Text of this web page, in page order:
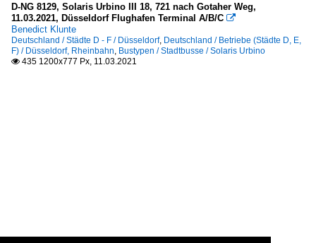
D-NG 8129, Solaris Urbino III 18, 721 nach Gotaher Weg,
11.03.2021, Düsseldorf Flughafen Terminal A/B/C 
Benedict Klunte
Deutschland / Städte D - F / Düsseldorf, Deutschland / Betriebe (Städte D, E,
F) / Düsseldorf, Rheinbahn Bustypen / Stadtbusse / Solaris Urbino
 435 1200x777 Px, 11.03.2021